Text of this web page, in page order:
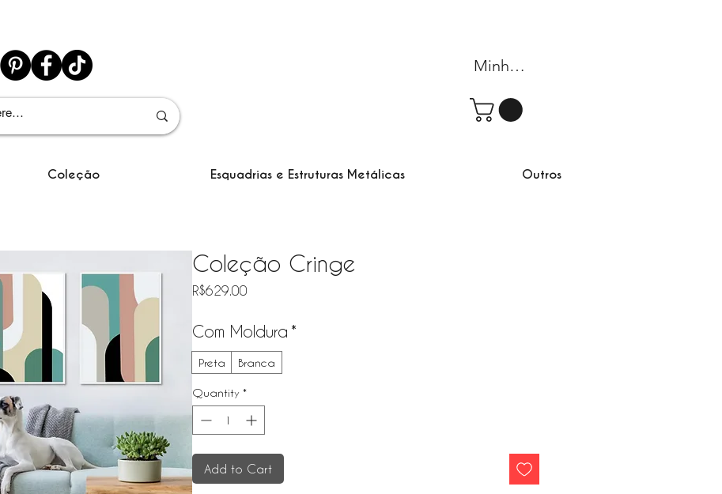
Minha conta
Coleção Esquadrias e Estruturas Metálicas Outros
Coleção Cringe
R$629.00Price
Com Moldura *
Preta Branca
Quantity *
Add to Cart